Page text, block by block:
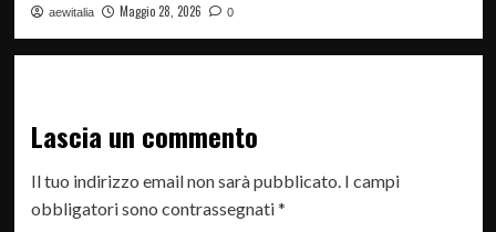
aewitalia Maggio 28, 2026 0
Lascia un commento
Il tuo indirizzo email non sarà pubblicato. I campi
obbligatori sono contrassegnati*